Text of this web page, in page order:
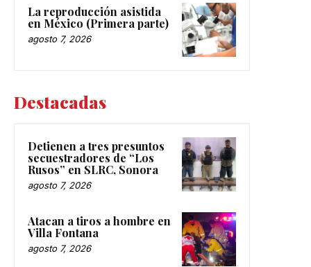
La reproducción asistida
en México (Primera parte)
agosto 7, 2026
Destacadas
Detienen a tres presuntos
secuestradores de “Los
Rusos” en SLRC, Sonora
agosto 7, 2026
Atacan a tiros a hombre en
Villa Fontana
agosto 7, 2026